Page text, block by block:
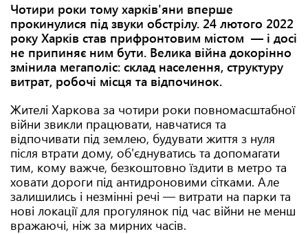
Чотири роки тому харків'яни вперше
прокинулися під звуки обстрілу. 24 лютого 2022
року Харків став прифронтовим містом — і досі
не припиняє ним бути. Велика війна докорінно
змінила мегаполіс: склад населення, структуру
витрат, робочі місця та відпочинок.
Жителі Харкова за чотири роки повномасштабної
війни звикли працювати, навчатися та
відпочивати під землею, будувати життя з нуля
після втрати дому, об'єднуватись та допомагати
тим, кому важче, безкоштовно їздити в метро та
ховати дороги під антидроновими сітками. Але
залишились і незмінні речі — витрати на парки та
нові локації для прогулянок під час війни не менш
вражаючі, ніж за мирних часів.